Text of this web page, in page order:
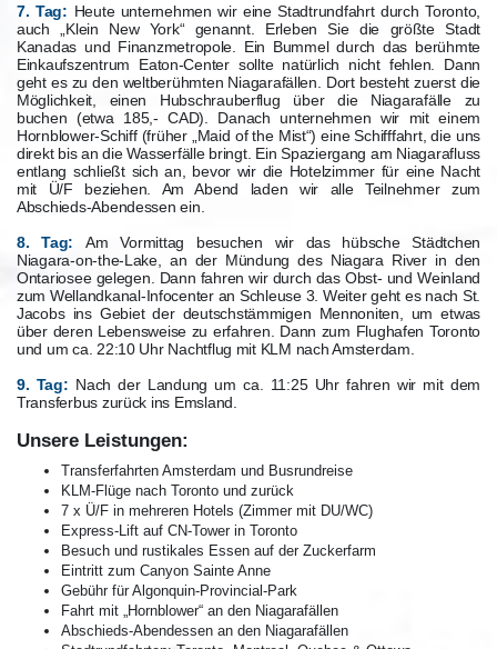
7. Tag: Heute unternehmen wir eine Stadtrundfahrt durch Toronto,
auch „Klein New York“ genannt. Erleben Sie die größte Stadt
Kanadas und Finanzmetropole. Ein Bummel durch das berühmte
Einkaufszentrum Eaton-Center sollte natürlich nicht fehlen. Dann
geht es zu den weltberühmten Niagarafällen. Dort besteht zuerst die
Möglichkeit, einen Hubschrauberflug über die Niagarafälle zu
buchen (etwa 185,- CAD). Danach unternehmen wir mit einem
Hornblower-Schiff (früher „Maid of the Mist“) eine Schifffahrt, die uns
direkt bis an die Wasserfälle bringt. Ein Spaziergang am Niagarafluss
entlang schließt sich an, bevor wir die Hotelzimmer für eine Nacht
mit Ü/F beziehen. Am Abend laden wir alle Teilnehmer zum
Abschieds-Abendessen ein.
8. Tag:
Am Vormittag besuchen wir das hübsche Städtchen
Niagara-on-the-Lake, an der Mündung des Niagara River in den
Ontariosee gelegen. Dann fahren wir durch das Obst- und Weinland
zum Wellandkanal-Infocenter an Schleuse 3. Weiter geht es nach St.
Jacobs ins Gebiet der deutschstämmigen Mennoniten, um etwas
über deren Lebensweise zu erfahren. Dann zum Flughafen Toronto
und um ca. 22:10 Uhr Nachtflug mit KLM nach Amsterdam.
9. Tag: Nach der Landung um ca. 11:25 Uhr fahren wir mit dem
Transferbus zurück ins Emsland.
Unsere Leistungen:
Transferfahrten Amsterdam und Busrundreise
KLM-Flüge nach Toronto und zurück
7 x Ü/F in mehreren Hotels (Zimmer mit DU/WC)
Express-Lift auf CN-Tower in Toronto
Besuch und rustikales Essen auf der Zuckerfarm
Eintritt zum Canyon Sainte Anne
Gebühr für Algonquin-Provincial-Park
Fahrt mit „Hornblower“ an den Niagarafällen
Abschieds-Abendessen an den Niagarafällen